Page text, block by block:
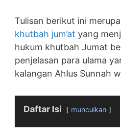
Tulisan berikut ini
khutbah jum’at yang
hukum khutbah Jumat
penjelasan para ulama
kalangan Ahlus Sunnah
Daftar Isi munculkan